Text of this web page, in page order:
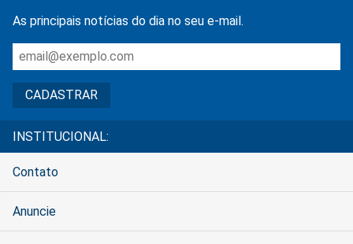
As principais notícias do dia no seu e-mail.
INSTITUCIONAL:
Contato
Anuncie